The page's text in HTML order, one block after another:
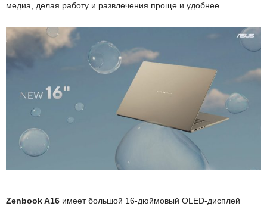
медиа, делая работу и развлечения проще и удобнее.
Zenbook A16 имеет большой 16-дюймовый OLED-дисплей